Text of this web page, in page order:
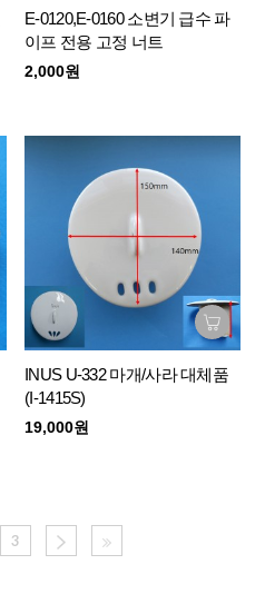
E-0120,E-0160 소변기 급수 파
이프 전용 고정 너트
2,000원
INUS U-332 마개/사라 대체품
(I-1415S)
19,000원
3